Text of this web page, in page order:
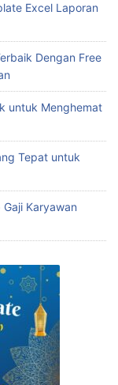
Excel Laporan
Dengan Free
untuk Menghemat
Tepat untuk
Karyawan